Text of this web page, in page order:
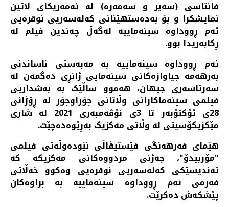
فانتاسی (سەیر و سەمەرە) لە ئەمەریکای لاتین
نمایشکرا و بۆ بەدەستهێنانی کەلەسەریی نوقرەیی
ئەم ڕووداوە سینەماییە لەگەڵ چەندین فیلم لە
ڕکابەریدا بوو.
ئەم ڕووداوە سینەماییە بە مەبەستی ناساندنی
بەرهەمە جیاوازەکانی سینەمایی ژانڕی دەگمەن لە
سەرتاسەری جیهان، هەموو ساڵێک بە بەشداریی
فیلمی سینەماکارانی وڵاتانی جۆراوجۆر لە ڕۆژانی
28ی ئۆکتۆبەر تا 3ی نۆڤەمبەری 2021 لە شاری
مێکزیکۆسیتی لە وڵاتی مەکزیک بەڕێوەدەچێت.
هێمای فەرهەنگی فێستیڤاڵی نێودەوڵەتی فیلمی
"مۆربیدۆ"، جەژنی مردووەکانی مەکزیکە کە
تەندیسێکی کەلەسەریی نوقرەیی وەکوو خەڵاتی
فەرمی ئەم ڕووداوە سینەماییە بە براوەکان
پێشکەش دەکرێت.